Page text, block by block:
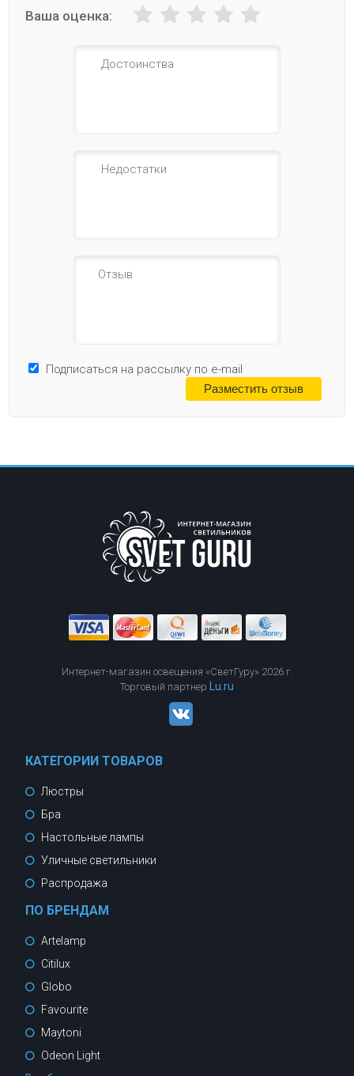
Ваша оценка:
Подписаться на рассылку по e-mail
Интернет-магазин освещения «СветГуру» 2026 г.
Торговый партнер Lu.ru
КАТЕГОРИИ ТОВАРОВ
Люстры
Бра
Настольные лампы
Уличные светильники
Распродажа
ПО БРЕНДАМ
Artelamp
Citilux
Globo
Favourite
Maytoni
Odeon Light